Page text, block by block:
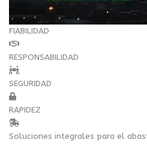
FIABILIDAD
RESPONSABILIDAD
SEGURIDAD
RAPIDEZ
Soluciones integrales para el